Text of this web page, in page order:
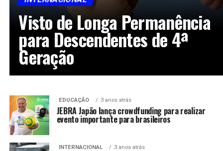
Visto de Longa Permanência
para Descendentes de 4ª
Geração
EDUCAÇÃO 3 anos atrás
JEBRA Japão lança crowdfunding para realizar
evento importante para brasileiros
INTERNACIONAL 3 anos atrás